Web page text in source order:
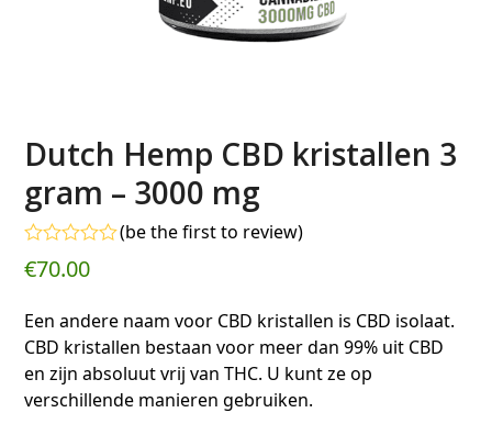
Dutch Hemp CBD kristallen 3
gram – 3000 mg
Gewaardeerd
0
5
(be the first to review)
€70.00
Een andere naam voor CBD kristallen is CBD isolaat.
CBD kristallen bestaan voor meer dan 99% uit CBD
en zijn absoluut vrij van THC. U kunt ze op
verschillende manieren gebruiken.